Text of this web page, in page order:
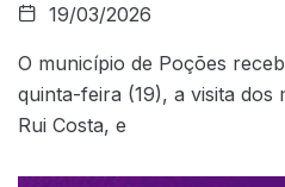
19/03/2026
O município de Poções
quinta-feira (19), a visita dos
Rui Costa, e